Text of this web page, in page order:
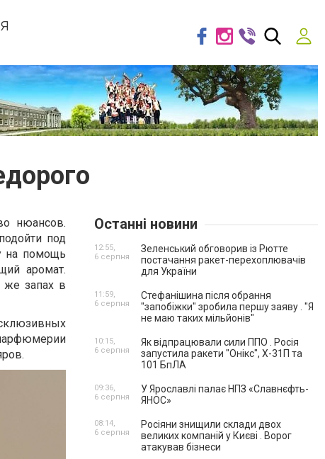
нюансов.
под
на помощь
аромат.
же запах в
Останні новини
Зеленський обговорив із Рютте
постачання ракет-перехоплювачів
для України
12:55,
6 серпня
Стефанішина після обрання
"запобіжки" зробила першу заяву . "Я
не маю таких мільйонів"
11:59,
6 серпня
Як відпрацювали сили ППО . Росія
запустила ракети "Онікс", Х-31П та
101 БпЛА
10:15,
6 серпня
У Ярославлі палає НПЗ «Славнєфть-
ЯНОС»
09:36,
6 серпня
Росіяни знищили склади двох
великих компаній у Києві . Ворог
атакував бізнеси
08:14,
6 серпня